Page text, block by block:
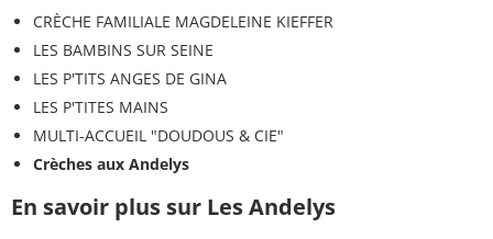
CRÈCHE FAMILIALE MAGDELEINE KIEFFER
LES BAMBINS SUR SEINE
LES P'TITS ANGES DE GINA
LES P'TITES MAINS
MULTI-ACCUEIL "DOUDOUS & CIE"
Crèches aux Andelys
En savoir plus sur Les Andelys